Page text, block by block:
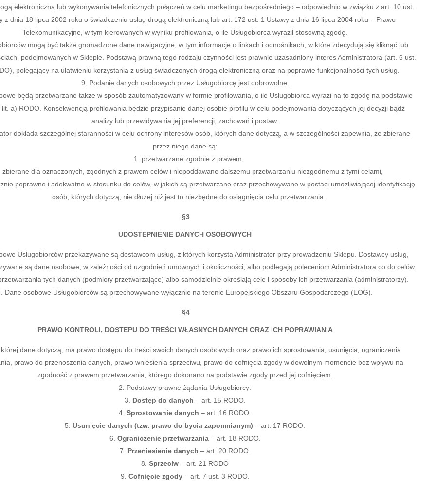
elektroniczną lub wykonywania telefonicznych połączeń w celu marketingu bezpośredniego – odpowiednio w związku z art. 10 ust.
z dnia 18 lipca 2002 roku o świadczeniu usług drogą elektroniczną lub art. 172 ust. 1 Ustawy z dnia 16 lipca 2004 roku – Prawo
Telekomunikacyjne, w tym kierowanych w wyniku profilowania, o ile Usługobiorca wyraził stosowną zgodę.
mogą być także gromadzone dane nawigacyjne, w tym informacje o linkach i odnośnikach, w które zdecydują się kliknąć lub
podejmowanych w Sklepie. Podstawą prawną tego rodzaju czynności jest prawnie uzasadniony interes Administratora (art. 6 ust.
polegający na ułatwieniu korzystania z usług świadczonych drogą elektroniczną oraz na poprawie funkcjonalności tych usług.
Podanie danych osobowych przez Usługobiorcę jest dobrowolne.
będą przetwarzane także w sposób zautomatyzowany w formie profilowania, o ile Usługobiorca wyrazi na to zgodę na podstawie
a) RODO. Konsekwencją profilowania będzie przypisanie danej osobie profilu w celu podejmowania dotyczących jej decyzji bądź
analizy lub przewidywania jej preferencji, zachowań i postaw.
dokłada szczególnej staranności w celu ochrony interesów osób, których dane dotyczą, a w szczególności zapewnia, że zbierane
przez niego dane są:
przetwarzane zgodnie z prawem,
zbierane dla oznaczonych, zgodnych z prawem celów i niepoddawane dalszemu przetwarzaniu niezgodnemu z tymi celami,
poprawne i adekwatne w stosunku do celów, w jakich są przetwarzane oraz przechowywane w postaci umożliwiającej identyfikację
osób, których dotyczą, nie dłużej niż jest to niezbędne do osiągnięcia celu przetwarzania.
§3
UDOSTĘPNIENIE DANYCH OSOBOWYCH
Usługobiorców przekazywane są dostawcom usług, z których korzysta Administrator przy prowadzeniu Sklepu. Dostawcy usług,
są dane osobowe, w zależności od uzgodnień umownych i okoliczności, albo podlegają poleceniom Administratora co do celów
tych danych (podmioty przetwarzające) albo samodzielnie określają cele i sposoby ich przetwarzania (administratorzy).
Dane osobowe Usługobiorców są przechowywane wyłącznie na terenie Europejskiego Obszaru Gospodarczego (EOG).
§4
PRAWO KONTROLI, DOSTĘPU DO TREŚCI WŁASNYCH DANYCH ORAZ ICH POPRAWIANIA
dane dotyczą, ma prawo dostępu do treści swoich danych osobowych oraz prawo ich sprostowania, usunięcia, ograniczenia
prawo do przenoszenia danych, prawo wniesienia sprzeciwu, prawo do cofnięcia zgody w dowolnym momencie bez wpływu na
zgodność z prawem przetwarzania, którego dokonano na podstawie zgody przed jej cofnięciem.
Podstawy prawne żądania Usługobiorcy:
Dostęp do danych – art. 15 RODO.
Sprostowanie danych – art. 16 RODO.
Usunięcie danych (tzw. prawo do bycia zapomnianym) – art. 17 RODO.
Ograniczenie przetwarzania– art. 18 RODO.
Przeniesienie danych – art. 20 RODO.
Sprzeciw – art. 21 RODO
Cofnięcie zgody – art. 7 ust. 3 RODO.